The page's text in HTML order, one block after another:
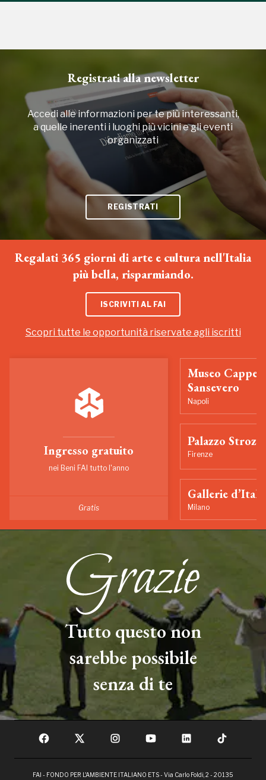
Registrati alla newsletter
Accedi alle informazioni per te più interessanti,
a quelle inerenti i luoghi più vicini e gli eventi
organizzati
REGISTRATI
Regalati 365 giorni di arte e cultura nell'Italia
più bella, risparmiando.
ISCRIVITI AL FAI
Scopri tutte le opportunità riservate agli iscritti
Ingresso gratuito
nei Beni FAI tutto l'anno
Gratis
Museo
Sansevero
Napoli
Palazzo Strozzi
Firenze
Gallerie
Milano
Tutto questo non
sarebbe possibile
senza di te
FAI - FONDO PER L'AMBIENTE ITALIANO ETS - Via Carlo Foldi, 2 - 20135